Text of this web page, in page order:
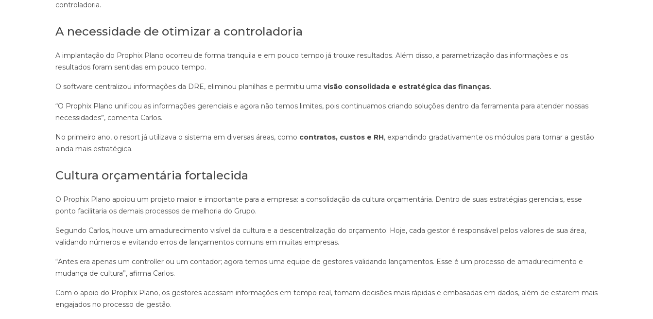
controladoria.
A necessidade de otimizar a controladoria
A implantação do Prophix Plano ocorreu de forma tranquila e em pouco tempo já trouxe resultados. Além disso, a parametrização das informações e os
resultados foram sentidas em pouco tempo.
O software centralizou informações da DRE, eliminou planilhas e permitiu uma visão consolidada e estratégica das finanças.
“O Prophix Plano unificou as informações gerenciais e agora não temos limites, pois continuamos criando soluções dentro da ferramenta para atender nossas
necessidades”, comenta Carlos.
No primeiro ano, o resort já utilizava o sistema em diversas áreas, como contratos, custos e RH, expandindo gradativamente os módulos para tornar a gestão
ainda mais estratégica.
Cultura orçamentária fortalecida
O Prophix Plano apoiou um projeto maior e importante para a empresa: a consolidação da cultura orçamentária. Dentro de suas estratégias gerenciais, esse
ponto facilitaria os demais processos de melhoria do Grupo.
Segundo Carlos, houve um amadurecimento visível da cultura e a descentralização do orçamento. Hoje, cada gestor é responsável pelos valores de sua área,
validando números e evitando erros de lançamentos comuns em muitas empresas.
“Antes era apenas um controller ou um contador; agora temos uma equipe de gestores validando lançamentos. Esse é um processo de amadurecimento e
mudança de cultura”, afirma Carlos.
Com o apoio do Prophix Plano, os gestores acessam informações em tempo real, tomam decisões mais rápidas e embasadas em dados, além de estarem mais
engajados no processo de gestão.